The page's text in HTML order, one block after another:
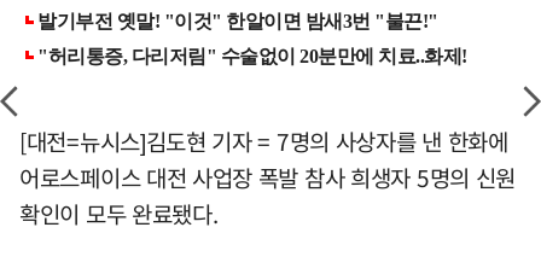
[대전=뉴시스]김도현 기자 = 7명의 사상자를 낸 한화에
어로스페이스 대전 사업장 폭발 참사 희생자 5명의 신원
확인이 모두 완료됐다.